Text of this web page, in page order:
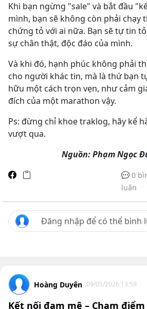
Khi bạn ngừng "sale" và bắt đầu
mình, bạn sẽ không còn phải chạy
chứng tỏ với ai nữa. Bạn sẽ tự tin
sự chân thật, độc đáo của mình.
Và khi đó, hạnh phúc không phải
cho người khác tin, mà là thứ bạn
hữu một cách trọn vẹn, như cảm
đích của một marathon vậy.
Ps: đừng chỉ khoe traklog, hãy kể
vượt qua.
Nguồn: Phạm Ngọc
0
luận
Hoàng Duyên 09/05/2026 13:59
Kết nối đam mê – Chạm